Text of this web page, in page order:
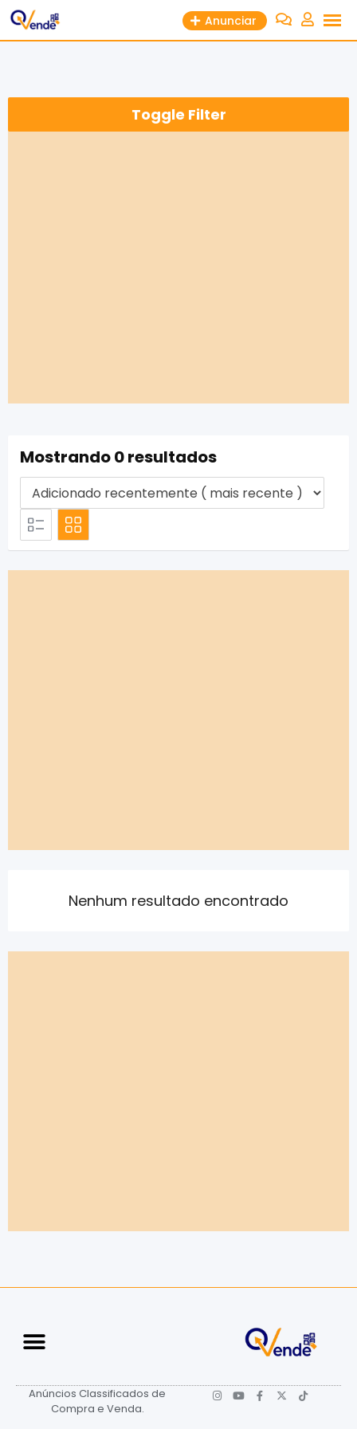
Anunciar
Toggle Filter
Mostrando 0 resultados
Nenhum resultado encontrado
Anúncios Classificados de
Compra e Venda.